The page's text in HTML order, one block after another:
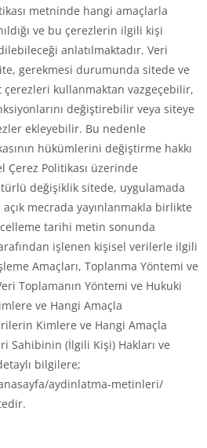
metninde hangi amaçlarla
ve bu çerezlerin ilgili kişi
anlatılmaktadır. Veri
gerekmesi durumunda sitede ve
çerezleri kullanmaktan vazgeçebilir,
değiştirebilir veya siteye
ekleyebilir. Bu nedenle
hükümlerini değiştirme hakkı
Çerez Politikası üzerinde
değişiklik sitede, uygulamada
mecrada yayınlanmakla birlikte
tarihi metin sonunda
işlenen kişisel verilerle ilgili
Amaçları, Toplanma Yöntemi ve
Toplamanın Yöntemi ve Hukuki
ve Hangi Amaçla
Kimlere ve Hangi Amaçla
Sahibinin (İlgili Kişi) Hakları ve
bilgilere;
aydinlatma-metinleri/